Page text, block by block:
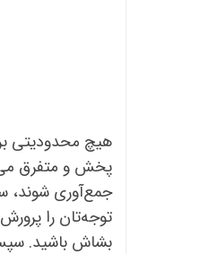
هیچ محدودیتی
پخش و متفرق
جمع‌آوری
توجه‌تان را